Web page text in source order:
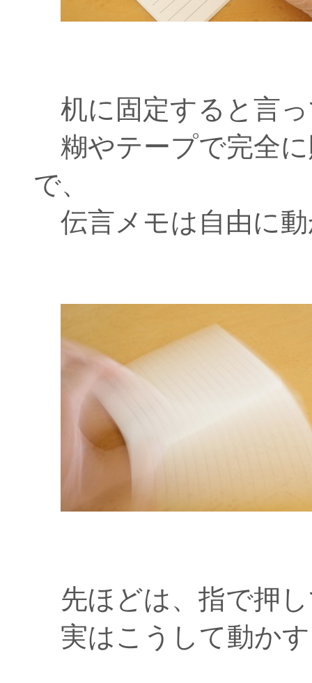
机に固定すると言
糊やテープで完全
で、
伝言メモは自由に
先ほどは、指で押
実はこうして動か